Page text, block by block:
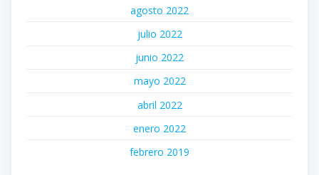
agosto 2022
julio 2022
junio 2022
mayo 2022
abril 2022
enero 2022
febrero 2019